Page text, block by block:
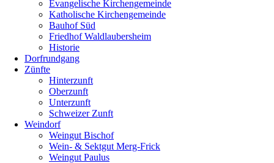
Evangelische Kirchengemeinde
Katholische Kirchengemeinde
Bauhof Süd
Friedhof Waldlaubersheim
Historie
Dorfrundgang
Zünfte
Hinterzunft
Oberzunft
Unterzunft
Schweizer Zunft
Weindorf
Weingut Bischof
Wein- & Sektgut Merg-Frick
Weingut Paulus